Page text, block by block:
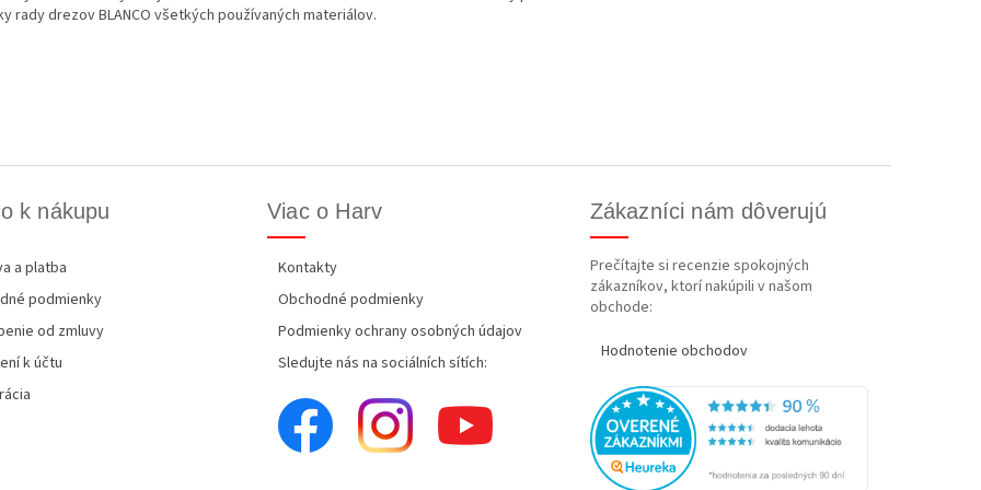
rady drezov BLANCO všetkých používaných materiálov.
k nákupu
a platba
podmienky
od zmluvy
k účtu
Viac o Harv
Kontakty
Obchodné podmienky
Podmienky ochrany osobných údajov
Sledujte nás na sociálních sítích:
Zákazníci nám dôverujú
Prečítajte si recenzie spokojných
zákazníkov, ktorí nakúpili v našom
obchode:
Hodnotenie obchodov